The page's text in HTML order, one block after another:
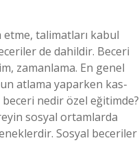
talimatları kabul
de dahildir. Beceri
zamanlama. En genel
atlama yaparken kas-
nedir özel eğitimde?
sosyal ortamlarda
Sosyal beceriler